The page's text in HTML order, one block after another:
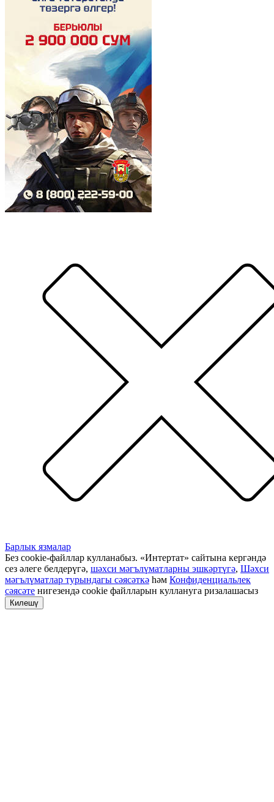
Барлык язмалар
Без cookie-файллар кулланабыз. «Интертат» сайтына кергәндә
сез әлеге белдерүгә, шәхси мәгълүматларны эшкәртүгә, Шәхси
мәгълүматлар турындагы сәясәткә һәм Конфиденциальлек
сәясәте нигезендә cookie файлларын куллануга ризалашасыз
Килешү